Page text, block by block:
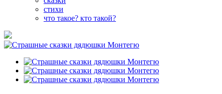
стихи
что такое? кто такой?